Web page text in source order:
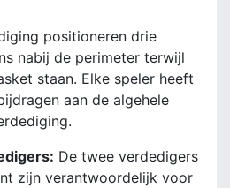
positioneren drie
nabij de perimeter terwijl
staan. Elke speler heeft
aan de algehele
De twee verdedigers
zijn verantwoordelijk voor